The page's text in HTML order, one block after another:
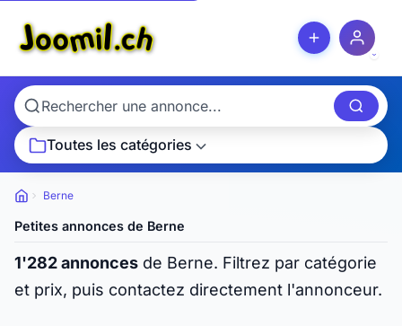
Toutes les catégories
Petites
annonces
Berne
Petites annonces de Berne
1'282 annonces de Berne. Filtrez par catégorie
et prix, puis contactez directement l'annonceur.